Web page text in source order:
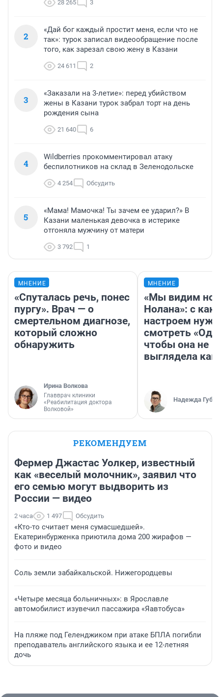
28 265 3
2
«Дай бог каждый простит меня, если что не
так»: турок записал видеообращение после
того, как зарезал свою жену в Казани
24 611 2
3
«Заказали на 3-летие»: перед убийством
жены в Казани турок забрал торт на день
рождения сына
21 640 6
4
Wildberries прокомментировал атаку
беспилотников на склад в Зеленодольске
4 254 Обсудить
5
«Мама! Мамочка! Ты зачем ее ударил?» В
Казани маленькая девочка в истерике
отгоняла мужчину от матери
3 792 1
МНЕНИЕ
«Спуталась речь, понес
пургу». Врач — о
смертельном диагнозе,
который сложно
обнаружить
Ирина Волкова
Главврач клиники
«Реабилитация доктора
Волковой»
МНЕНИЕ
«Мы видим
Нолана»: с
настроем
смотреть
чтобы она не
выглядела как
Надежда
РЕКОМЕНДУЕМ
Фермер Джастас Уолкер, известный
как «веселый молочник», заявил что
его семью могут выдворить из
России — видео
2 часа 1 497 Обсудить
«Кто-то считает меня сумасшедшей».
Екатеринбурженка приютила дома 200 жирафов —
фото и видео
Соль земли забайкальской. Нижегородцевы
«Четыре месяца больничных»: в Ярославле
автомобилист изувечил пассажира «Яавтобуса»
На пляже под Геленджиком при атаке БПЛА погибли
преподаватель английского языка и ее 12-летняя
дочь